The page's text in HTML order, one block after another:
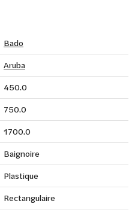
Bado
Aruba
450.0
750.0
1700.0
Baignoire
Plastique
Rectangulaire